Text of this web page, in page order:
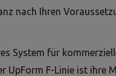
nach Ihren
System für
UpForm F-Linie ist ihre